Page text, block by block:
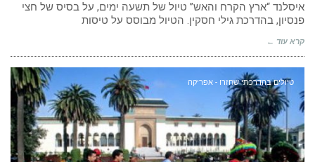
איסלנד “ארץ הקרח והאש” טיול של תשעה ימים, על בסיס של חצי
פנסיון, בהדרכת גילי חסקין. הטיול מבוסס על טיסות
קרא עוד ←
טיולים בהדרכתי שחזרו - אפריקה